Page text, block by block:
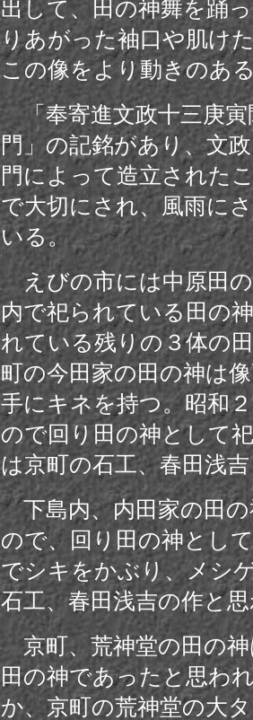
出して、田の神舞を踊
りあがった袖口や肌け
この像をより動きのあ
「奉寄進文政十三庚
門」の記銘があり、文
門によって造立された
で大切にされ、風雨に
いる。
えびの市には中原田
内で祀られている田の
れている残りの３体の
町の今田家の田の神は
手にキネを持つ。昭和
ので回り田の神として
は京町の石工、春田浅
下島内、内田家の田の
ので、回り田の神とし
でシキをかぶり、メシ
石工、春田浅吉の作と
京町、荒神堂の田の神
田の神であったと思わ
か、京町の荒神堂の大